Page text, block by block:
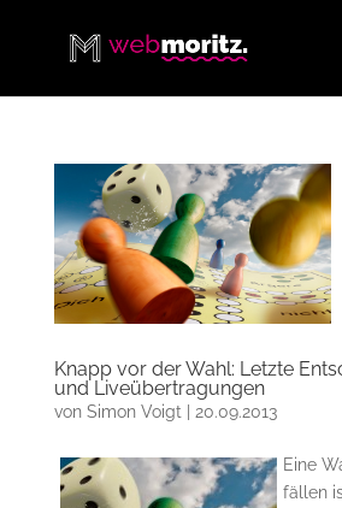
Knapp vor der Wahl: Letzte
und Liveübertragungen
von Simon Voigt 20.09.2013
Eine
fällen